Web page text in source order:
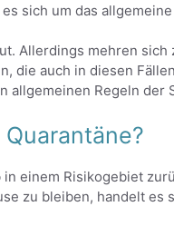
sich um das
Allerdings mehren
die auch in diesen
allgemeinen Regeln der
einem Risikogebiet
zu bleiben, handelt es